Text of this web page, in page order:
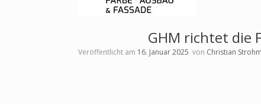
GHM richtet die
Veröffentlicht am 16. Januar 2025 von Christian